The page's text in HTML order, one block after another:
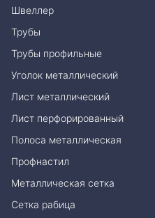
Швеллер
Трубы
Трубы профильные
Уголок металлический
Лист металлический
Лист перфорированный
Полоса металлическая
Профнастил
Металлическая сетка
Сетка рабица